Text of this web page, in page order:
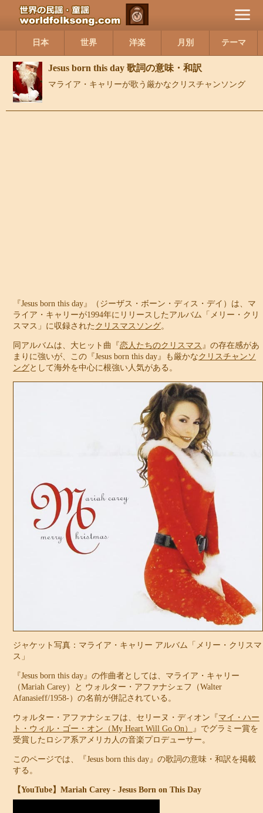
日本 世界 洋楽 月別 テーマ
Jesus born this day 歌詞の意味・和訳
マライア・キャリーが歌う厳かなクリスチャンソング
『Jesus born this day』（ジーザス・ボーン・ディス・デイ）は、マ
ライア・キャリーが1994年にリリースしたアルバム「メリー・クリ
スマス」に収録された クリスマスソング。
同アルバムは、大ヒット曲『恋人たちのクリスマス 』の存在感があ
まりに強いが、この『Jesus born this day』も厳かなクリスチャンソ
ングとして海外を中心に根強い人気がある。
ジャケット写真：マライア・キャリー アルバム「メリー・クリスマ
ス」
『Jesus born this day』の作曲者としては、マライア・キャリー
（Mariah Carey）と ウォルター・アファナシェフ（Walter
Afanasieff/1958-）の名前が併記されている。
ウォルター・アファナシェフは、セリーヌ・ディオン『マイ・ハー
ト・ウィル・ゴー・オン（My Heart Will Go On）
』でグラミー賞を
受賞したロシア系アメリカ人の音楽プロデューサー。
このページでは、『Jesus born this day』の歌詞の意味・和訳を掲載
する。
【YouTube】Mariah Carey - Jesus Born on This Day